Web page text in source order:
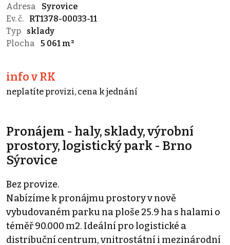
Adresa
Syrovice
Ev. č.
RT1378-00033-11
Typ
sklady
Plocha
5 061 m²
info v RK
neplatíte provizi, cena k jednání
Pronájem - haly, sklady, výrobní
prostory, logistický park - Brno
Sýrovice
Bez provize.
Nabízíme k pronájmu prostory v nově
vybudovaném parku na ploše 25.9 ha s halami o
téměř 90.000 m2. Ideální pro logistické a
distribuční centrum, vnitrostátní i mezinárodní